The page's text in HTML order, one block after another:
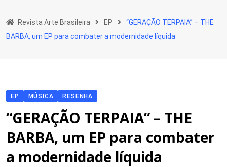
to
content
Revista Arte Brasileira EP
“GERAÇÃO TERPAIA” – THE
BARBA, um EP para combater a modernidade líquida
EP MÚSICA RESENHA
“GERAÇÃO TERPAIA” – THE
BARBA, um EP para combater
a modernidade líquida